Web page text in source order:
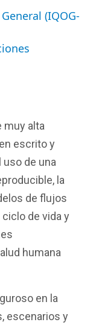
(IQOG-
muy alta
escrito y
de una
la
de flujos
de vida y
humana
en la
escenarios y